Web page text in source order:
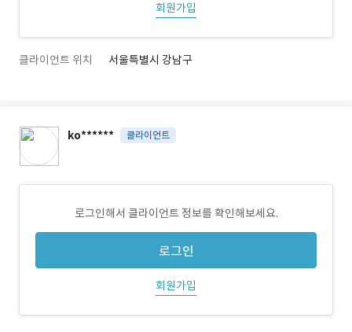
회원가입
클라이언트 위치 서울특별시 강남구
ko****** 클라이언트
로그인해서 클라이언트 정보를 확인해보세요.
로그인
회원가입